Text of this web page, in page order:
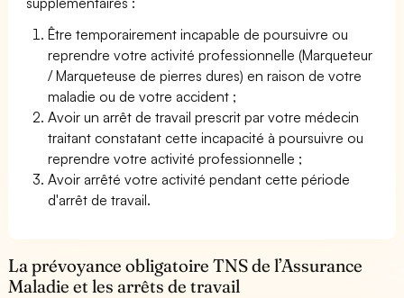
Être temporairement incapable de poursuivre ou
reprendre votre activité professionnelle (Marqueteur
/ Marqueteuse de pierres dures) en raison de votre
maladie ou de votre accident ;
Avoir un arrêt de travail prescrit par votre médecin
traitant constatant cette incapacité à poursuivre ou
reprendre votre activité professionnelle ;
Avoir arrêté votre activité pendant cette période
d'arrêt de travail.
La prévoyance obligatoire TNS de l’Assurance
Maladie et les arrêts de travail